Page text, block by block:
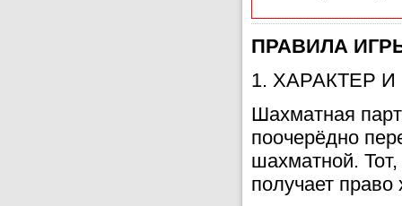
ПРАВИЛА
1. ХАРАКТЕР
Шахматная
поочерёдно
шахматной.
получает право